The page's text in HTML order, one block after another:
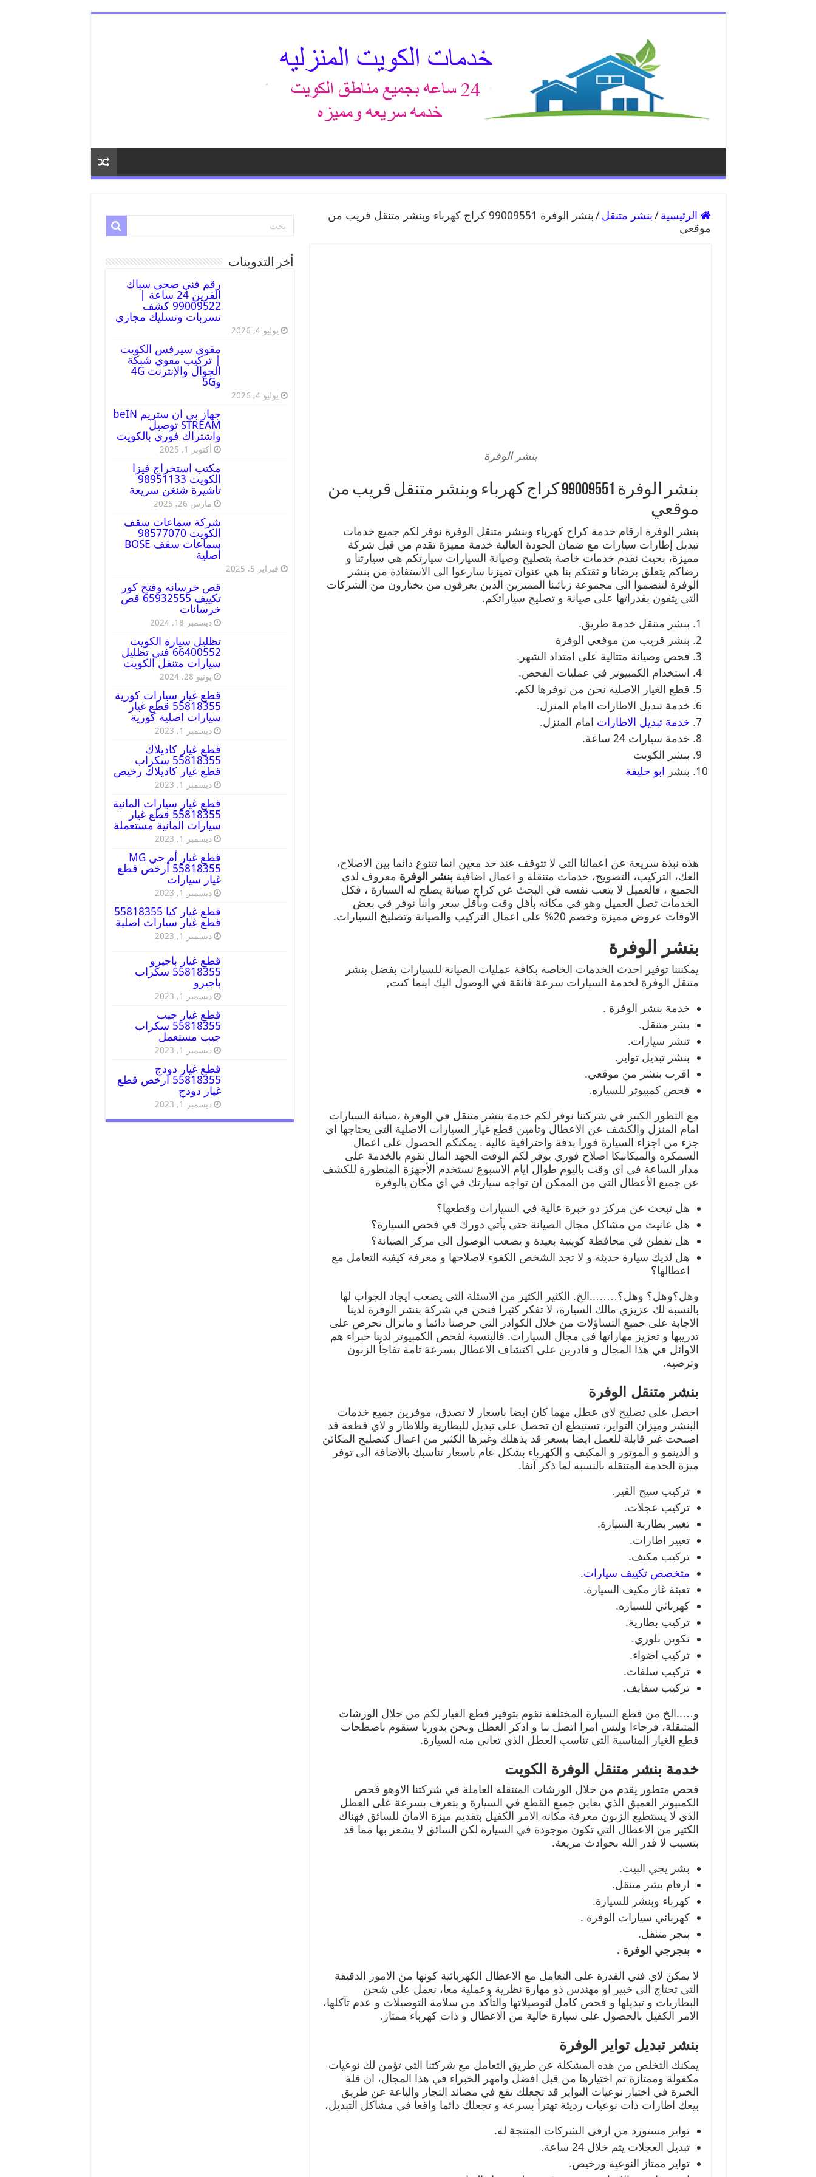
الرئيسية /بنشر متنقل /
بنشر الوفرة 99009551 كراج كهرباء وبنشر متنقل قريب من
موقعي
بنشر الوفرة
بنشر الوفرة 99009551 كراج كهرباء وبنشر متنقل قريب من
موقعي
بنشر الوفرة ارقام خدمة كراج كهرباء وبنشر متنقل الوفرة نوفر لكم جميع خدمات
تبديل إطارات سيارات مع ضمان الجودة العالية خدمة مميزة تقدم من قبل شركة
مميزة، بحيث نقدم خدمات خاصة بتصليح وصيانة السيارات سيارتكم هي سيارتنا و
رضاكم يتعلق برضانا و ثقتكم بنا هي عنوان تميزنا سارعوا الى الاستفادة من بنشر
الوفرة لتنضموا الى مجموعة زبائننا المميزين الذين يعرفون من يختارون من الشركات
التي يثقون بقدراتها على صيانة و تصليح سياراتكم.
بنشر متنقل خدمة طريق.
بنشر قريب من موقعي الوفرة
فحص وصيانة متتالية على امتداد الشهر.
استخدام الكمبيوتر في عمليات الفحص.
قطع الغيار الاصلية نحن من نوفرها لكم.
خدمة تبديل الاطارات اامام المنزل.
خدمة تبديل الاطارات امام المنزل.
خدمة سيارات 24 ساعة.
بنشر الكويت
بنشر ابو حليفة
هذه نبذة سريعة عن اعمالنا التي لا تتوقف عند حد معين انما تتنوع دائما بين الاصلاح،
الغك، التركيب، التصويج، خدمات متنقلة و اعمال اضافيةبنشر الوفرة معروف لدى
الجميع ، فالعميل لا يتعب نفسه في البحث عن كراج صيانة يصلح له السيارة ، فكل
الخدمات تصل العميل وهو في مكانه بأقل وقت وبأقل سعر واننا نوفر في بعض
الاوقات عروض مميزة وخصم 20% على اعمال التركيب والصيانة وتصليخ السيارات.
بنشر الوفرة
يمكنننا توفير احدث الخدمات الخاصة بكافة عمليات الصيانة للسيارات بفضل بنشر
متنقل الوفرة لخدمة السيارات سرعة فائقة في الوصول اليك اينما كنت,
خدمة بنشر الوفرة .
بشر متنقل.
تنشر سيارات.
بنشر تبديل تواير.
اقرب بنشر من موقعي.
فحص كمبيوتر للسياره.
مع التطور الكبير في شركتنا نوفر لكم خدمة بنشر متنقل في الوفرة ،صيانة السيارات
امام المنزل والكشف عن الاعطال وتامين قطع غيار السيارات الاصلية التى يحتاجها اي
جزء من اجزاء السيارة فورا بدقة واحترافية عالية . يمكنكم الحصول على اعمال
السمكره والميكانيكا اصلاح فوري يوفر لكم الوقت الجهد المال نقوم بالخدمة على
مدار الساعة في اي وقت باليوم طوال ايام الاسبوع نستخدم الأجهزة المتطورة للكشف
عن جميع الأعطال التى من الممكن ان تواجه سيارتك في اي مكان بالوفرة
هل تبحث عن مركز ذو خبرة عالية في السيارات وقطعها؟
هل عانيت من مشاكل مجال الصيانة حتى يأتي دورك في فحص السيارة؟
هل تقطن في محافظة كويتية بعيدة و يصعب الوصول الى مركز الصيانة؟
هل لديك سيارة حديثة و لا تجد الشخص الكفوء لاصلاحها و معرفة كيفية التعامل مع
اعطالها؟
وهل؟وهل؟ وهل؟……..الخ. الكثير الكثير من الاسئلة التي يصعب ايجاد الجواب لها
بالنسبة لك عزيزي مالك السيارة، لا تفكر كثيرا فنحن في شركة بنشر الوفرة لدينا
الاجابة على جميع التساؤلات من خلال الكوادر التي حرصنا دائما و مانزال نحرص على
تدريبها و تعزيز مهاراتها في مجال السيارات. فالبنسبة لفحص الكمبيوتر لدينا خبراء هم
الاوائل في هذا المجال و قادرين على اكتشاف الاعطال بسرعة تامة تفاجأ الزبون
وترضيه.
بنشر متنقل الوفرة
احصل على تصليح لاي عطل مهما كان ايضا باسعار لا تصدق، موفرين جميع خدمات
البنشر وميزان التواير، تستيطع ان تحصل على تبديل للبطارية وللاطار و لاي قطعة قد
اصبحت غير قابلة للعمل ايضا بسعر قد يذهلك وغيرها الكثير من اعمال كتصليح المكائن
و الدينمو و الموتور و المكيف و الكهرباء بشكل عام باسعار تناسبك بالاضافة الى توفر
ميزة الخدمة المتنقلة بالنسبة لما ذكر آنفا.
تركيب سيخ القير.
تركيب عجلات.
تغيير بطارية السيارة.
تغيير اطارات.
تركيب مكيف.
متخصص تكييف سيارات.
تعبئة غاز مكيف السيارة.
كهربائي للسياره.
تركيب بطارية.
تكوين بلوري.
تركيب اضواء.
تركيب سلفات.
تركيب سفايف.
و…..الخ من قطع السيارة المختلفة نقوم بتوفير قطع الغيار لكم من خلال الورشات
المتنقلة، فرجاءا وليس امرا اتصل بنا و اذكر العطل ونحن بدورنا سنقوم باصطحاب
قطع الغيار المناسبة التي تناسب العطل الذي تعاني منه السيارة.
خدمة بنشر متنقل الوفرة الكويت
فحص متطور يقدم من خلال الورشات المتنقلة العاملة في شركتنا الاوهو فحص
الكمبيوتر العميق الذي يعاين جميع القطع في السيارة و يتعرف بسرعة على العطل
الذي لا يستطيع الزبون معرفة مكانه الامر الكفيل بتقديم ميزة الامان للسائق فهناك
الكثير من الاعطال التي تكون موجودة في السيارة لكن السائق لا يشعر بها مما قد
بتسبب لا قدر الله بحوادث مريعة.
بشر يجي البيت.
ارقام بشر متنقل.
كهرباء وبنشر للسيارة.
كهربائي سيارات الوفرة .
بنجر متنقل.
بنجرجي الوفرة .
لا يمكن لاي فني القدرة على التعامل مع الاعطال الكهربائية كونها من الامور الدقيقة
التي تحتاج الى خبير او مهندس ذو مهارة نظرية وعملية معا، نعمل على شحن
البطاريات و تبديلها و فحص كامل لتوصيلاتها والتأكد من سلامة التوصيلات و عدم تآكلها،
الامر الكفيل بالحصول على سيارة خالية من الاعطال و ذات كهرباء ممتاز.
بنشر تبديل تواير الوفرة
يمكنك التخلص من هذه المشكلة عن طريق التعامل مع شركتنا التي تؤمن لك نوعيات
مكفولة وممتازة تم اختيارها من قبل افضل وامهر الخبراء في هذا المجال، ان قلة
الخبرة في اختيار نوعيات التواير قد تجعلك تقع في مصائد التجار والباعة عن طريق
بيعك اطارات ذات نوعيات رديئة تهترأ بسرعة و تجعلك دائما واقعا في مشاكل التبديل،
تواير مستورد من ارقى الشركات المنتجة له.
تبديل العجلات يتم خلال 24 ساعة.
تواير ممتاز النوعية ورخيص.
أخر التدوينات
رقم فني صحي سباك
القرين 24 ساعة |
99009522 كشف
تسربات وتسليك مجاري
يوليو 4, 2026
مقوي سيرفس الكويت
| تركيب مقوي شبكة
الجوال والإنترنت 4G
و5G
يوليو 4, 2026
جهاز بي ان ستريم beIN
STREAM توصيل
واشتراك فوري بالكويت
أكتوبر 1, 2025
مكتب استخراج فيزا
الكويت 98951133
تاشيرة شنغن سريعة
مارس 26, 2025
شركة سماعات سقف
الكويت 98577070
سماعات سقف BOSE
أصلية
فبراير 5, 2025
قص خرسانه وفتح كور
تكييف 65932555 قص
خرسانات
ديسمبر 18, 2024
تظليل سيارة الكويت
66400552 فني تظليل
سيارات متنقل الكويت
يونيو 28, 2024
قطع غيار سيارات كورية
55818355 قطع غيار
سيارات اصلية كورية
ديسمبر 1, 2023
قطع غيار كاديلاك
55818355 سكراب
قطع غيار كاديلاك رخيص
ديسمبر 1, 2023
قطع غيار سيارات المانية
55818355 قطع غيار
سيارات المانية مستعملة
ديسمبر 1, 2023
قطع غيار أم جي MG
55818355 أرخص قطع
غيار سيارات
ديسمبر 1, 2023
قطع غيار كيا 55818355
قطع غيار سيارات اصلية
ديسمبر 1, 2023
قطع غيار باجيرو
55818355 سكراب
باجيرو
ديسمبر 1, 2023
قطع غيار جيب
55818355 سكراب
جيب مستعمل
ديسمبر 1, 2023
قطع غيار دودج
55818355 ارخص قطع
غيار دودج
ديسمبر 1, 2023